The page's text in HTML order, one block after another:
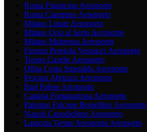
Roma Fiumicino Aeroporto
Roma Ciampino Aeroporto
Milano Linate Aeroporto
Milano Orio al Serio Aeroporto
Milano Malpensa Aeroporto
Firenze Peretola Vespucci Aeroporto
Torino Caselle Aeroporto
Olbia Costa Smeralda Aeroporto
Pescara Abruzzo Aeroporto
Bari Palese Aeroporto
Catania Fontanarossa Aeroporto
Palermo Falcone Borsellino Aeroporto
Napoli Capodichino Aeroporto
Lamezia Terme Aeroporto Aeroporto